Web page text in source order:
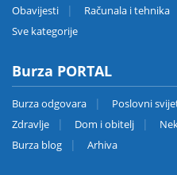
Obavijesti
Računala i tehnika
Sve kategorije
Burza PORTAL
Burza odgovara Poslovni
Zdravlje
Dom i obitelj
Burza blog
Arhiva